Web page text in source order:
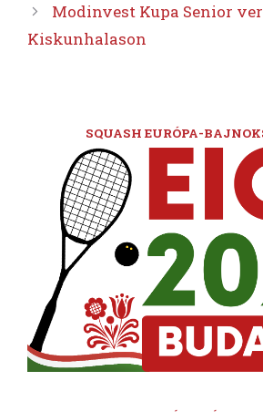
Modinvest Kupa Senior
Kiskunhalason
SQUASH EURÓPA-